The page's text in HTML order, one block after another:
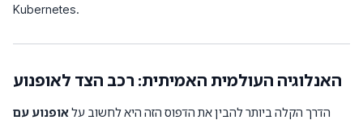
Kubernetes.
האנלוגיה העולמית האמיתית: רכב הצד לאופנוע
הדרך הקלה ביותר להבין את הדפוס הזה היא לחשוב עלאופנוע עם